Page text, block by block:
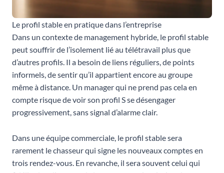
Le profil stable en pratique dans l’entreprise
Dans un contexte de management hybride, le profil stable
peut souffrir de l’isolement lié au télétravail plus que
d’autres profils. Il a besoin de liens réguliers, de points
informels, de sentir qu’il appartient encore au groupe
même à distance. Un manager qui ne prend pas cela en
compte risque de voir son profil S se désengager
progressivement, sans signal d’alarme clair.
Dans une équipe commerciale, le profil stable sera
rarement le chasseur qui signe les nouveaux comptes en
trois rendez-vous. En revanche, il sera souvent celui qui